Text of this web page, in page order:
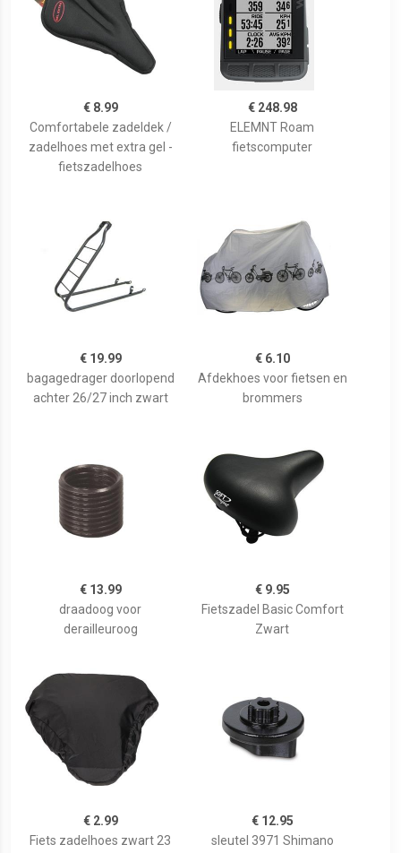
€ 8.99
Comfortabele zadeldek /
zadelhoes met extra gel -
fietszadelhoes
€ 248.98
ELEMNT Roam
fietscomputer
€ 19.99
bagagedrager doorlopend
achter 26/27 inch zwart
€ 6.10
Afdekhoes voor fietsen en
brommers
€ 13.99
draadoog voor
derailleuroog
€ 9.95
Fietszadel Basic Comfort
Zwart
€ 2.99
Fiets zadelhoes zwart 23
€ 12.95
sleutel 3971 Shimano